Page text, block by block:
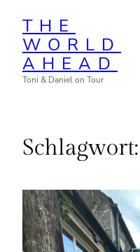
Inhalt
springen
THE
WORLD
AHEAD
Toni & Daniel on Tour
Schlagwort: